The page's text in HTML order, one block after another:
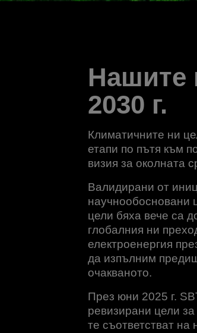
Нашите
2030 г.
Климатичните ни
етапи по пътя към
визия за околната
Валидирани от
научнообосновани
цели бяха вече са
глобалния ни
електроенергия
да изпълним
очакваното.
През юни 2025 г.
ревизирани цели за
те съответстват